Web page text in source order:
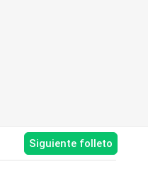
Siguiente folleto